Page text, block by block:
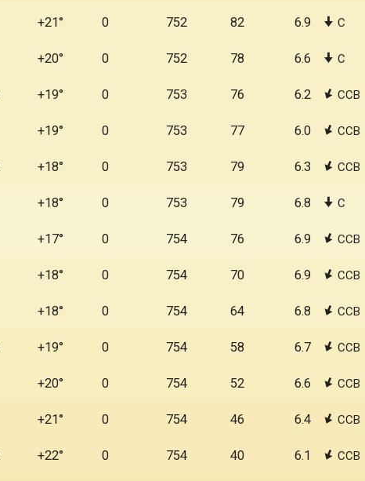
+21° 0 752 82 6.9 С
+20° 0 752 78 6.6 С
+19° 0 753 76 6.2 ССВ
+19° 0 753 77 6.0 ССВ
+18° 0 753 79 6.3 ССВ
+18° 0 753 79 6.8 С
+17° 0 754 76 6.9 ССВ
+18° 0 754 70 6.9 ССВ
+18° 0 754 64 6.8 ССВ
+19° 0 754 58 6.7 ССВ
+20° 0 754 52 6.6 ССВ
+21° 0 754 46 6.4 ССВ
+22° 0 754 40 6.1 ССВ